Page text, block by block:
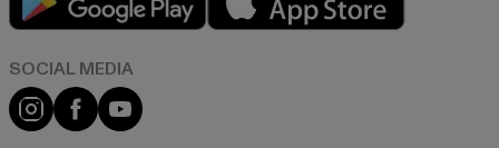
Instagram
FacebookYouTube